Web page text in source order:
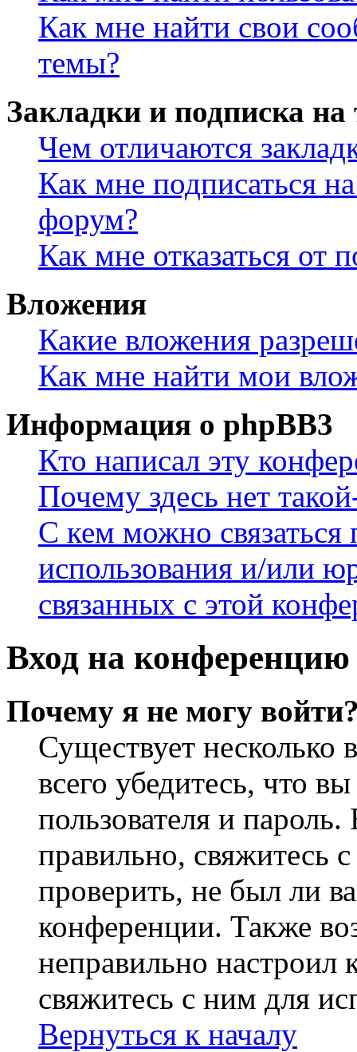
Как мне найти свои
темы?
Закладки и подписка
Чем отличаются
Как мне подписаться
форум?
Как мне отказаться от
Вложения
Какие вложения
Как мне найти мои
Информация о phpBB3
Кто написал эту
Почему здесь нет
С кем можно связаться
использования и/или
связанных с этой
Вход на конференцию
Почему я не могу
Существует
всего убедитесь, что
пользователя и
правильно, свяжитесь
проверить, не был ли
конференции. Также
неправильно
свяжитесь с ним для
Вернуться к началу